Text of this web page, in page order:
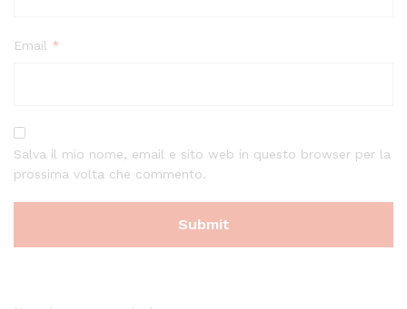
Email *
Salva il mio nome, email e sito web in questo browser per la
prossima volta che commento.